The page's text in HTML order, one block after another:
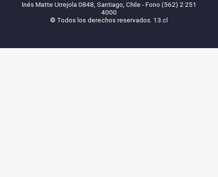
Inés Matte Urrejola 0848, Santiago, Chile - Fono (562) 2 251
4000
© Todos los derechos reservados. 13.cl